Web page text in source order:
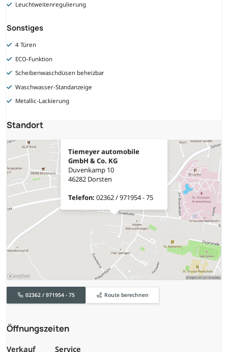
Leuchtweitenregulierung
Sonstiges
4 Türen
ECO-Funktion
Scheibenwaschdüsen beheizbar
Waschwasser-Standanzeige
Metallic-Lackierung
Standort
Tiemeyer automobile
GmbH & Co. KG
Duvenkamp 10
46282 Dorsten
Telefon: 02362 / 971954 - 75
02362 / 971954 - 75 Route berechnen
Öffnungszeiten
Verkauf Service